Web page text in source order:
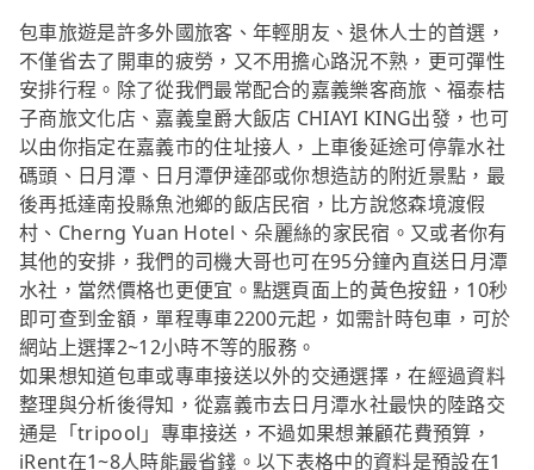
包車旅遊是許多外國旅客、年輕朋友、退休人士的首選，
不僅省去了開車的疲勞，又不用擔心路況不熟，更可彈性
安排行程。除了從我們最常配合的嘉義樂客商旅、福泰桔
子商旅文化店、嘉義皇爵大飯店 CHIAYI KING出發，也可
以由你指定在嘉義市的住址接人，上車後延途可停靠水社
碼頭、日月潭、日月潭伊達邵或你想造訪的附近景點，最
後再抵達南投縣魚池鄉的飯店民宿，比方說悠森境渡假
村、Cherng Yuan Hotel、朵麗絲的家民宿。又或者你有
其他的安排，我們的司機大哥也可在95分鐘內直送日月潭
水社，當然價格也更便宜。點選頁面上的黃色按鈕，10秒
即可查到金額，單程專車2200元起，如需計時包車，可於
網站上選擇2~12小時不等的服務。
如果想知道包車或專車接送以外的交通選擇，在經過資料
整理與分析後得知，從嘉義市去日月潭水社最快的陸路交
通是「tripool」專車接送，不過如果想兼顧花費預算，
iRent在1~8人時能最省錢。以下表格中的資料是預設在1